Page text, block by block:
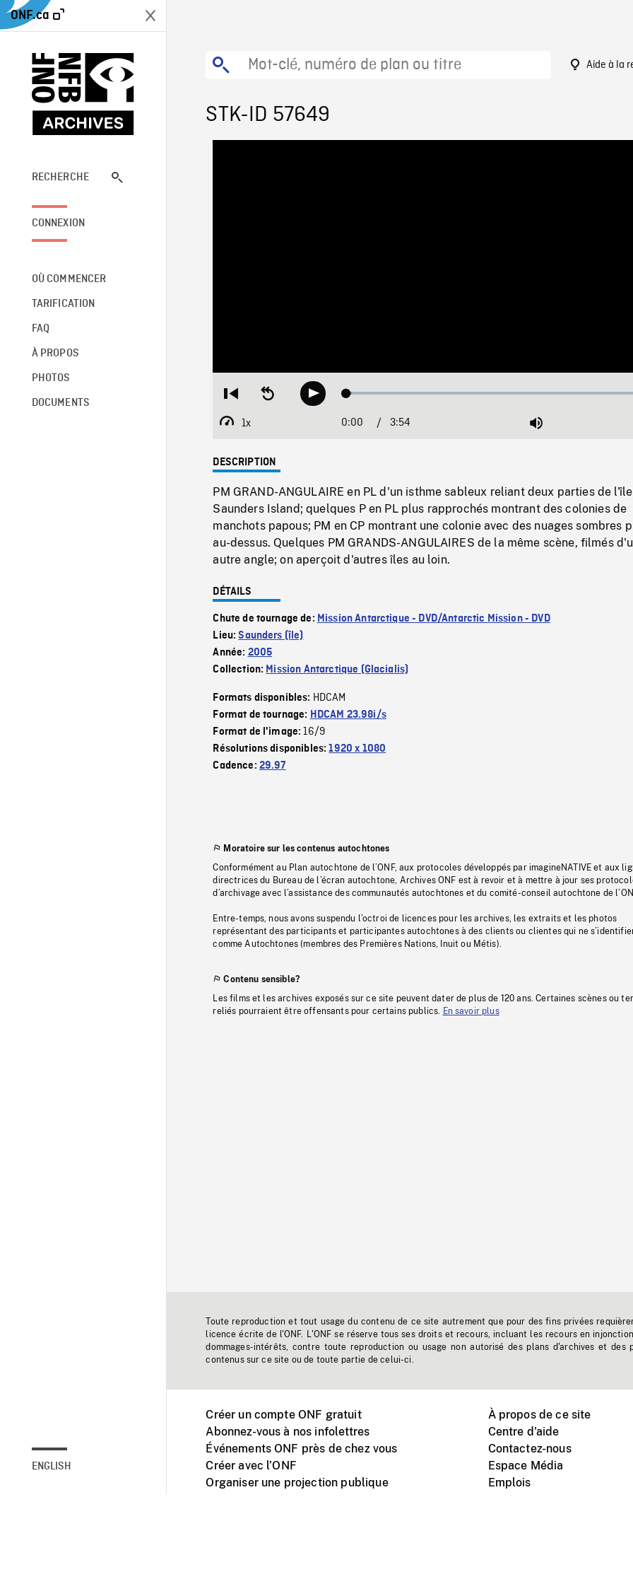
ONF.ca
RECHERCHE
CONNEXION
OÙ COMMENCER
TARIFICATION
FAQ
À PROPOS
PHOTOS
DOCUMENTS
ENGLISH
Aide à la
STK-ID 57649
Restart
beginning
Seek
backwardPlay Loaded:
1x
Playback
Current
0:00 / 3:54 Mute
DESCRIPTION
PM GRAND-ANGULAIRE en PL d'un isthme sableux reliant deux parties de l'île
Saunders Island; quelques P en PL plus rapprochés montrant des colonies de
manchots papous; PM en CP montrant une colonie avec des nuages sombres
au-dessus. Quelques PM GRANDS-ANGULAIRES de la même scène, filmés
autre angle; on aperçoit d'autres îles au loin.
DÉTAILS
Chute de tournage de: Mission Antarctique - DVD/Antarctic Mission - DVD
Lieu:Saunders (île)
Année: 2005
Collection: Mission Antarctique (Glacialis)
Formats disponibles: HDCAM
Format de tournage: HDCAM 23.98i/s
Format de l'image:16/9
Résolutions disponibles:1920 x 1080
Cadence: 29.97
Moratoire sur les contenus autochtones
Conformément au Plan autochtone de l’ONF, aux protocoles développés par imagineNATIVE et aux
directrices du Bureau de l’écran autochtone, Archives ONF est à revoir et à mettre à jour ses
d’archivage avec l’assistance des communautés autochtones et du comité-conseil autochtone de
Entre-temps, nous avons suspendu l’octroi de licences pour les archives, les extraits et les photos
représentant des participants et participantes autochtones à des clients ou clientes qui ne
comme Autochtones (membres des Premières Nations, Inuit ou Métis).
Contenu sensible?
Les films et les archives exposés sur ce site peuvent dater de plus de 120 ans. Certaines scènes ou
reliés pourraient être offensants pour certains publics.
En savoir plus
Toute reproduction et tout usage du contenu de ce site autrement que pour des fins privées
licence écrite de l'ONF. L'ONF se réserve tous ses droits et recours, incluant les recours en
dommages-intérêts, contre toute reproduction ou usage non autorisé des plans d'archives et des
contenus sur ce site ou de toute partie de celui-ci.
Créer un compte ONF gratuit
Abonnez-vous à nos infolettres
Événements ONF près de chez vous
Créer avec l’ONF
Organiser une projection publique
À propos de ce site
Centre d'aide
Contactez-nous
Espace Média
Emplois